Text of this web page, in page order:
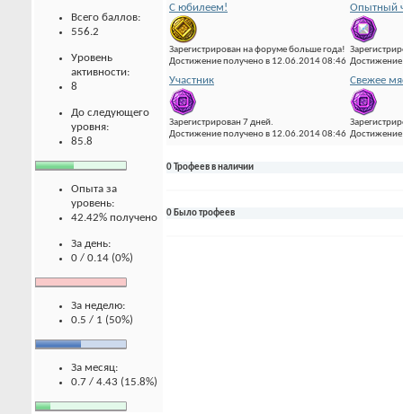
Всего баллов:
556.2
Уровень
активности:
8
До следующего
уровня:
85.8
Опыта за
уровень:
42.42% получено
За день:
0 / 0.14 (0%)
За неделю:
0.5 / 1 (50%)
За месяц:
0.7 / 4.43 (15.8%)
С юбилеем!
Зарегистрирован на форуме больше года!
Достижение получено в 12.06.2014 08:46
Опытный
Участник
Зарегистрирован 7 дней.
Достижение получено в 12.06.2014 08:46
Свежее
0 Трофеев в наличии
0 Было трофеев